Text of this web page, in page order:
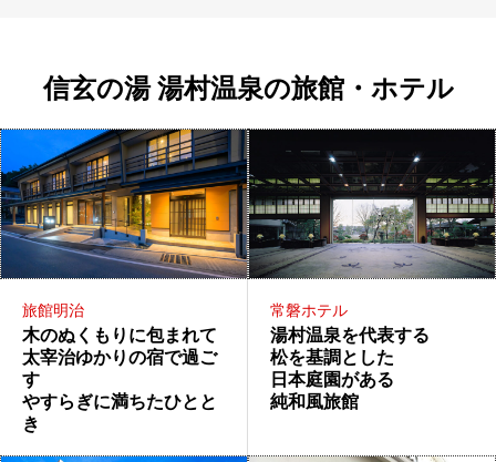
信玄の湯 湯村温泉の旅館・ホテル
旅館明治
木のぬくもりに包まれて
太宰治ゆかりの宿で過ご
す
やすらぎに満ちたひとと
き
常磐ホテル
湯村温泉を代表する
松を基調とした
日本庭園がある
純和風旅館